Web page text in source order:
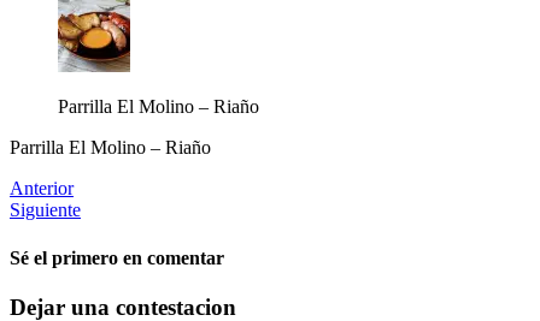
Parrilla El Molino – Riaño
Parrilla El Molino – Riaño
Anterior
Siguiente
Sé el primero en comentar
Dejar una contestacion